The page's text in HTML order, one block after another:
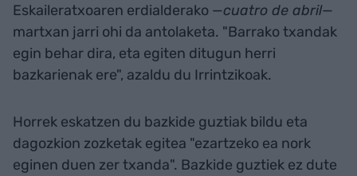
Eskaileratxoaren erdialderako —cuatro de abril—
martxan jarri ohi da antolaketa. "Barrako txandak
egin behar dira, eta egiten ditugun herri
bazkarienak ere", azaldu du Irrintzikoak.
Horrek eskatzen du bazkide guztiak bildu eta
dagozkion zozketak egitea "ezartzeko ea nork
eginen duen zer txanda". Bazkide guztiek ez dute